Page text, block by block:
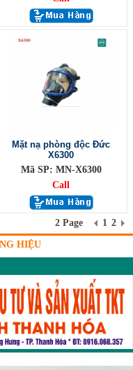
Mặt nạ phòng độc Đức
X6300
Mã SP: MN-X6300
Call
2 Page 1 2
HIỆU